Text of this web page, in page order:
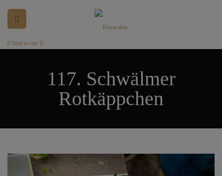
0 Item in cart
117. Schwälmer
Rotkäppchen